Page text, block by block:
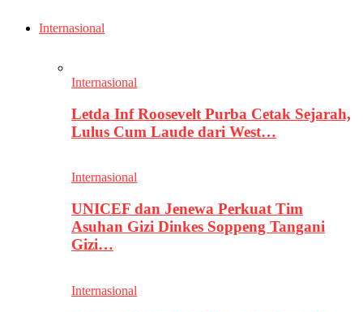
Internasional
Internasional
Letda Inf Roosevelt Purba Cetak Sejarah,
Lulus Cum Laude dari West…
Internasional
UNICEF dan Jenewa Perkuat Tim
Asuhan Gizi Dinkes Soppeng Tangani
Gizi…
Internasional